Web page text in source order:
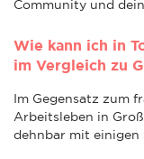
Community und
Wie kann ich in
im Vergleich zu
Im Gegensatz zum
Arbeitsleben in
dehnbar mit einigen